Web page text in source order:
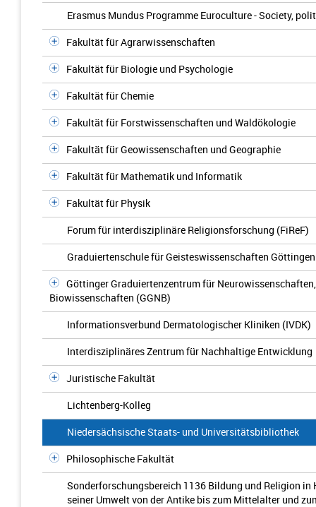
Erasmus Mundus Programme Euroculture - Society,
Fakultät für Agrarwissenschaften
Fakultät für Biologie und Psychologie
Fakultät für Chemie
Fakultät für Forstwissenschaften und Waldökologie
Fakultät für Geowissenschaften und Geographie
Fakultät für Mathematik und Informatik
Fakultät für Physik
Forum für interdisziplinäre Religionsforschung (FiReF)
Graduiertenschule für Geisteswissenschaften Göttingen
Göttinger Graduiertenzentrum für
Biowissenschaften (GGNB)
Informationsverbund Dermatologischer Kliniken (IVDK)
Interdisziplinäres Zentrum für Nachhaltige Entwicklung
Juristische Fakultät
Lichtenberg-Kolleg
Niedersächsische Staats- und Universitätsbibliothek
Philosophische Fakultät
Sonderforschungsbereich 1136 Bildung und Religion
seiner Umwelt von der Antike bis zum Mittelalter und